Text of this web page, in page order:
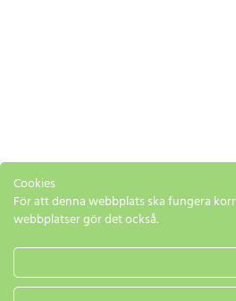
Cookies
För att denna webbplats ska fungera
webbplatser gör det också.